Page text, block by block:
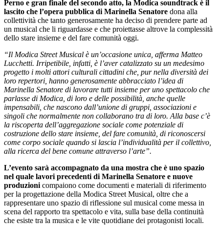
Perno e gran finale del secondo atto, la Modica soundtrack è il
lascito che l’opera pubblica di Marinella Senatore dona alla
collettività che tanto generosamente ha deciso di prendere parte ad
un musical che li riguardasse e che proiettasse altrove la complessità
dello stare insieme e del fare comunità oggi.
“Il Modica Street Musical è un’occasione unica, afferma Matteo
Lucchetti. Irripetibile, infatti, è l’aver catalizzato su un medesimo
progetto i molti attori culturali cittadini che, pur nella diversità dei
loro repertori, hanno generosamente abbracciato l’idea di
Marinella Senatore di lavorare tutti insieme per uno spettacolo che
parlasse di Modica, di loro e delle possibilità, anche quelle
impensabili, che nascono dall’unione di gruppi, associazioni e
singoli che normalmente non collaborano tra di loro. Alla base c’è
la riscoperta dell’aggregazione sociale come potenziale di
costruzione dello stare insieme, del fare comunità, di riconoscersi
come corpo sociale quando si lascia l’individualità per il collettivo,
alla ricerca del bene comune attraverso l’arte”.
L’evento sarà accompagnato da una mostra che è uno spazio
nel quale lavori precedenti di Marinella Senatore e nuove
produzioni compaiono come documenti e materiali di riferimento
per la progettazione della Modica Street Musical, oltre che a
rappresentare uno spazio di riflessione sul musical come messa in
scena del rapporto tra spettacolo e vita, sulla base della continuità
che esiste tra la musica e le vite quotidiane dei protagonisti locali.